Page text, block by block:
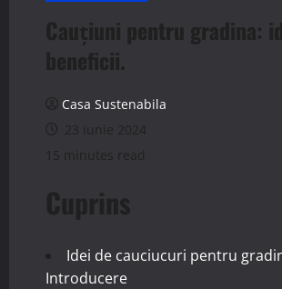
Cauțiuni pentru gradina:
beneficii.
Casa Sustenabila
23 iunie 2024
15 minutes read
Cuprins
Idei de cauciucuri pentru
Introducere